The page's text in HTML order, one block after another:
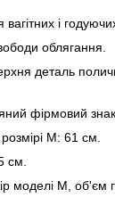
і
облягання.
деталь
фірмовий знак.
М: 61 см.
см.
моделі М, об'єм